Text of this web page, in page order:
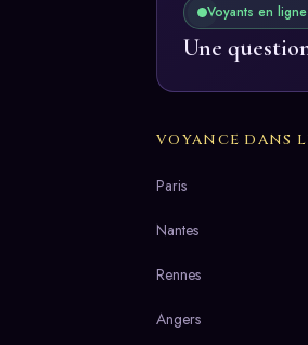
Voyants en ligne
Une
VOYANCE DANS
Paris
Nantes
Rennes
Angers